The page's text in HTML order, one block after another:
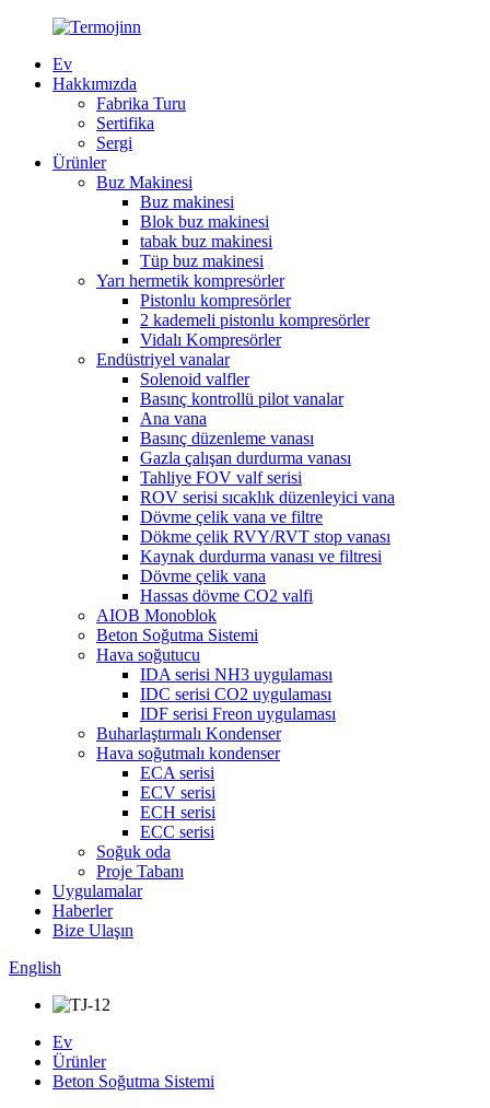
Ev
Hakkımızda
Fabrika Turu
Sertifika
Sergi
Ürünler
Buz Makinesi
Buz makinesi
Blok buz makinesi
tabak buz makinesi
Tüp buz makinesi
Yarı hermetik kompresörler
Pistonlu kompresörler
2 kademeli pistonlu kompresörler
Vidalı Kompresörler
Endüstriyel vanalar
Solenoid valfler
Basınç kontrollü pilot vanalar
Ana vana
Basınç düzenleme vanası
Gazla çalışan durdurma vanası
Tahliye FOV valf serisi
ROV serisi sıcaklık düzenleyici vana
Dövme çelik vana ve filtre
Dökme çelik RVY/RVT stop vanası
Kaynak durdurma vanası ve filtresi
Dövme çelik vana
Hassas dövme CO2 valfi
AIOB Monoblok
Beton Soğutma Sistemi
Hava soğutucu
IDA serisi NH3 uygulaması
IDC serisi CO2 uygulaması
IDF serisi Freon uygulaması
Buharlaştırmalı Kondenser
Hava soğutmalı kondenser
ECA serisi
ECV serisi
ECH serisi
ECC serisi
Soğuk oda
Proje Tabanı
Uygulamalar
Haberler
Bize Ulaşın
English
Ev
Ürünler
Beton Soğutma Sistemi